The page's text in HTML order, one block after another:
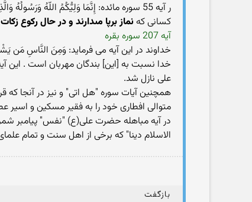
ر آیه 55 سوره مائده: إِنَّمَا وَلِیُّکُمُ اللّهُ وَرَسُولُهُ وَالَّذِینَ آمَنُواْ الَّذِینَ یُقِیمُونَ الصَّلاَةَ وَیُؤْتُونَ الزَّکَاةَ وَهُمْ رَاکِعُونَ؛
کسانى کهنماز برپا مى‏دارند و در حال رکوع
آیه 207 سوره بقره
خداوند در این آیه می فرماید: وَمِنَ النَّاسِ مَن
خدا نسبت به [این] بندگان مهربان است . این
علی نازل شد.
همچنین آیات سوره "هل اتی" و نیز در آنجا که
متوالی افطاری خود را به فقیر مسکین و اسیر
در آیه مباهله حضرت علی(ع) "نفس" پیامبر
الاسلام دینا" که برخی از اهل سنت و تمام
بازگفت